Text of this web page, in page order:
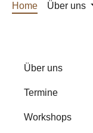
Home Über uns
Über uns
Termine
Workshops